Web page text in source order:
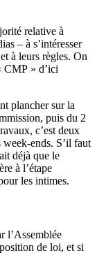
relative à
– à s’intéresser
à leurs règles. On
CMP » d’ici
plancher sur la
puis du 2
c’est deux
week-ends. S’il faut
déjà que le
à l’étape
les intimes.
l’Assemblée
de loi, et si